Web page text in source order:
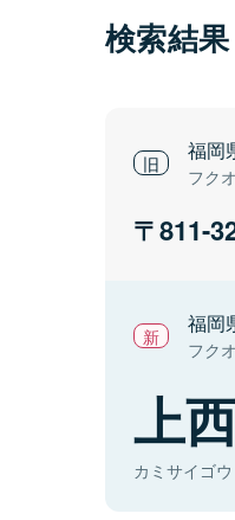
検索結果
福岡
フク
811-
福岡
フク
上
カミサイゴウ